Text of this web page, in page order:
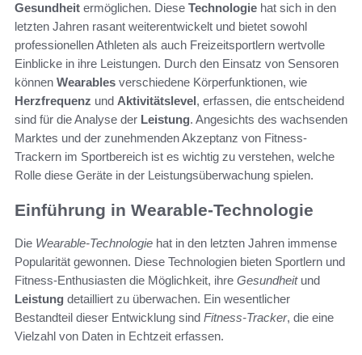
Gesundheit ermöglichen. Diese Technologie hat sich in den
letzten Jahren rasant weiterentwickelt und bietet sowohl
professionellen Athleten als auch Freizeitsportlern wertvolle
Einblicke in ihre Leistungen. Durch den Einsatz von Sensoren
können Wearables verschiedene Körperfunktionen, wie
Herzfrequenz und Aktivitätslevel, erfassen, die entscheidend
sind für die Analyse der Leistung. Angesichts des wachsenden
Marktes und der zunehmenden Akzeptanz von Fitness-
Trackern im Sportbereich ist es wichtig zu verstehen, welche
Rolle diese Geräte in der Leistungsüberwachung spielen.
Einführung in Wearable-Technologie
Die Wearable-Technologie hat in den letzten Jahren immense
Popularität gewonnen. Diese Technologien bieten Sportlern und
Fitness-Enthusiasten die Möglichkeit, ihre Gesundheitund
Leistung detailliert zu überwachen. Ein wesentlicher
Bestandteil dieser Entwicklung sind Fitness-Tracker, die eine
Vielzahl von Daten in Echtzeit erfassen.